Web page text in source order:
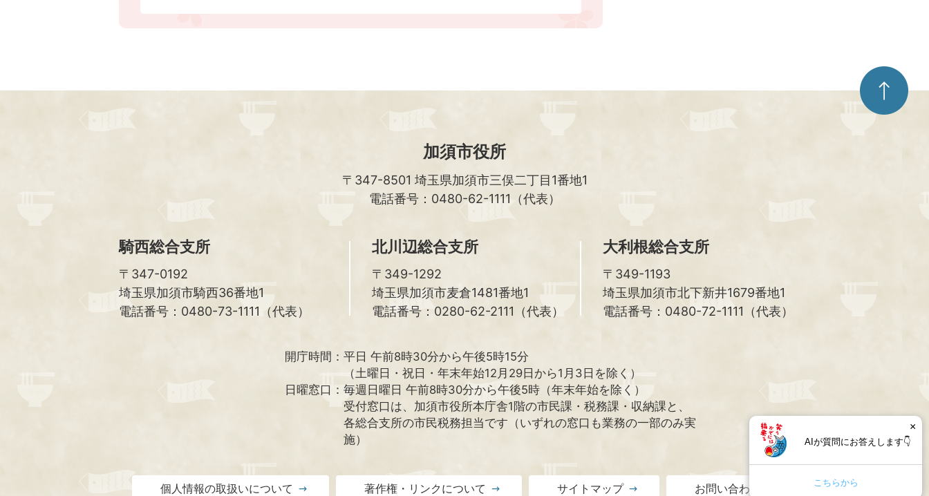
ペ
ー
ジ
加須市役所
〒347-8501 埼玉県加須市三俣二丁目1番地1
電話番号：0480-62-1111（代表）
騎西総合支所
〒347-0192
埼玉県加須市騎西36番地1
電話番号：0480-73-1111（代表）
北川辺総合支所
〒349-1292
埼玉県加須市麦倉1481番地1
電話番号：0280-62-2111（代表）
大利根総合支所
〒349-1193
埼玉県加須市北下新井1679番地1
電話番号：0480-72-1111（代表）
開庁時間： 平日 午前8時30分から午後5時15分
（土曜日・祝日・年末年始12月29日から1月3日を除く）
日曜窓口： 毎週日曜日 午前8時30分から午後5時（年末年始を除く）
受付窓口は、加須市役所本庁舎1階の市民課・税務課・収納課と、
各総合支所の市民税務担当です（いずれの窓口も業務の一部のみ実
施）
個人情報の取扱いについて 著作権・リンクについて サイトマップ お問い合わせ
AIが質問にお答えします👇
こちらから
×